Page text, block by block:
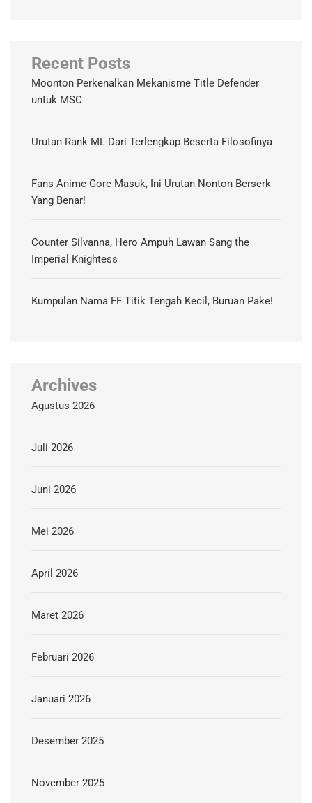
Recent Posts
Moonton Perkenalkan Mekanisme Title Defender
untuk MSC
Urutan Rank ML Dari Terlengkap Beserta Filosofinya
Fans Anime Gore Masuk, Ini Urutan Nonton Berserk
Yang Benar!
Counter Silvanna, Hero Ampuh Lawan Sang the
Imperial Knightess
Kumpulan Nama FF Titik Tengah Kecil, Buruan Pake!
Archives
Agustus 2026
Juli 2026
Juni 2026
Mei 2026
April 2026
Maret 2026
Februari 2026
Januari 2026
Desember 2025
November 2025